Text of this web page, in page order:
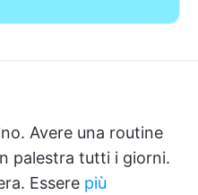
Avere una routine
palestra tutti i giorni.
Essere più